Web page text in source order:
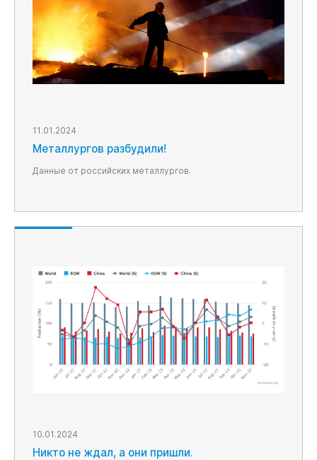
11.01.2024
Металлургов разбудили!
Данные от российских металлургов.
10.01.2024
Никто не ждал, а они пришли.